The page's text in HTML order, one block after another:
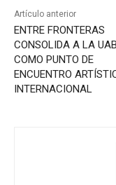
Artículo anterior
ENTRE FRONTERAS
CONSOLIDA A LA
COMO PUNTO DE
ENCUENTRO
INTERNACIONAL